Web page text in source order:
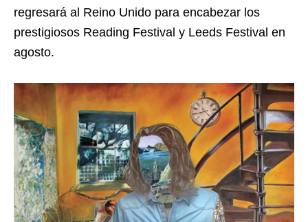
regresará al Reino Unido para encabezar los
prestigiosos Reading Festival y Leeds Festival en
agosto.